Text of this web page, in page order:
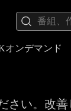
オンデマンド
い。改